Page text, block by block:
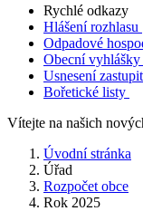
Rychlé odkazy
Hlášení rozhlasu
Odpadové
Obecní vyhlášky
Usnesení
Bořetické listy
Vítejte na našich
Úvodní stránka
Úřad
Rozpočet obce
Rok 2025